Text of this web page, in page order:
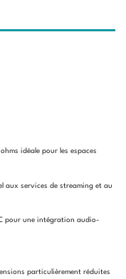
idéale pour les espaces
aux services de streaming et au
pour une intégration audio-
particulièrement réduites